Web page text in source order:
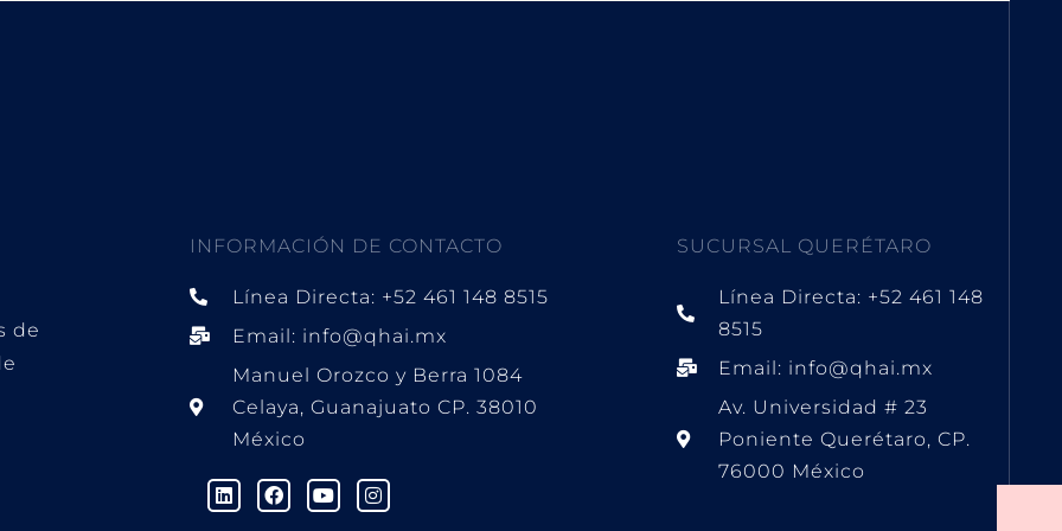
de
INFORMACIÓN DE CONTACTO
Línea Directa: +52 461 148 8515
Email: info@qhai.mx
Manuel Orozco y Berra 1084
Celaya, Guanajuato CP. 38010
México
L
i
n
F
a
c
Y
o
u
I
n
s
SUCURSAL QUERÉTARO
Línea Directa: +52 461 148
8515
Email: info@qhai.mx
Av. Universidad # 23
Poniente Querétaro, CP.
76000 México